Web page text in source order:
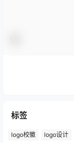
标签
logo校徽 logo设计